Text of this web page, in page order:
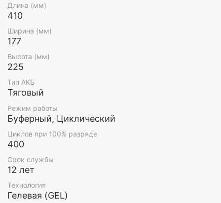
Длина (мм)
410
Ширина (мм)
177
Высота (мм)
225
Тип АКБ
Тяговый
Режим работы
Буферный, Циклический
Циклов при 100% разряде
400
Срок службы
12 лет
Технология
Гелевая (GEL)